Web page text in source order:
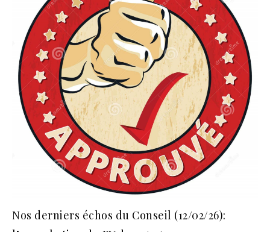
Nos derniers échos du Conseil (12/02/26):